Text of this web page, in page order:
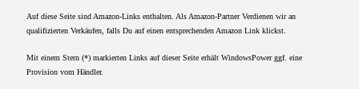
Auf diese Seite sind Amazon-Links enthalten. Als Amazon-Partner Verdienen wir an
qualifizierten Verkäufen, falls Du auf einen entsprechenden Amazon Link klickst.
Mit einem Stern (*) markierten Links auf dieser Seite erhält WindowsPower ggf. eine
Provision vom Händler.